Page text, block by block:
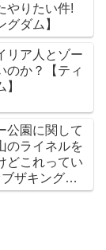
やりたい件!
グダム】
リア人とゾー
のか？【ティ
公園に関して
のライネルを
どこれってい
ザキングダ